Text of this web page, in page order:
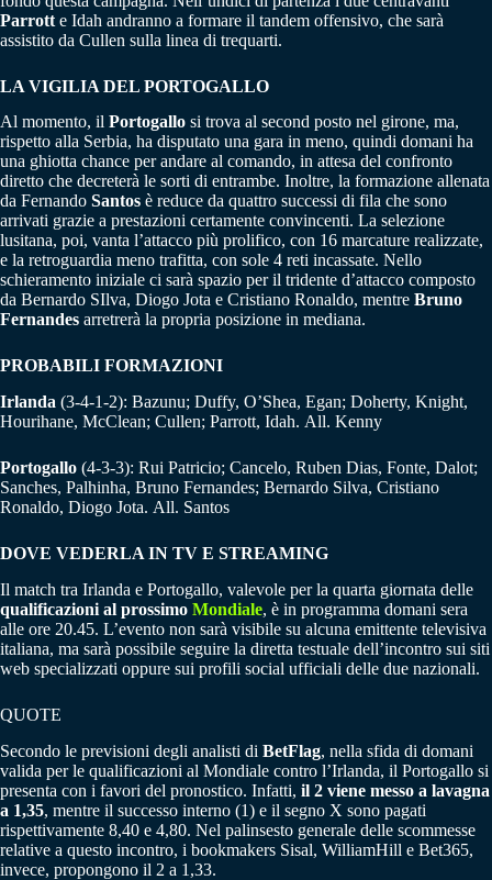
Parrott e Idah andranno a formare il tandem offensivo, che sarà
assistito da Cullen sulla linea di trequarti.
LA VIGILIA DEL PORTOGALLO
Al momento, il Portogallo si trova al second posto nel girone, ma,
rispetto alla Serbia, ha disputato una gara in meno, quindi domani ha
una ghiotta chance per andare al comando, in attesa del confronto
diretto che decreterà le sorti di entrambe. Inoltre, la formazione allenata
da Fernando Santos è reduce da quattro successi di fila che sono
arrivati grazie a prestazioni certamente convincenti. La selezione
lusitana, poi, vanta l’attacco più prolifico, con 16 marcature realizzate,
e la retroguardia meno trafitta, con sole 4 reti incassate. Nello
schieramento iniziale ci sarà spazio per il tridente d’attacco composto
da Bernardo SIlva, Diogo Jota e Cristiano Ronaldo, mentre Bruno
Fernandes arretrerà la propria posizione in mediana.
PROBABILI FORMAZIONI
Irlanda (3-4-1-2): Bazunu; Duffy, O’Shea, Egan; Doherty, Knight,
Hourihane, McClean; Cullen; Parrott, Idah. All. Kenny
Portogallo (4-3-3): Rui Patricio; Cancelo, Ruben Dias, Fonte, Dalot;
Sanches, Palhinha, Bruno Fernandes; Bernardo Silva, Cristiano
Ronaldo, Diogo Jota. All. Santos
DOVE VEDERLA IN TV E STREAMING
Il match tra Irlanda e Portogallo, valevole per la quarta giornata delle
qualificazioni al prossimo Mondiale, è in programma domani sera
alle ore 20.45. L’evento non sarà visibile su alcuna emittente televisiva
italiana, ma sarà possibile seguire la diretta testuale dell’incontro sui siti
web specializzati oppure sui profili social ufficiali delle due nazionali.
QUOTE
Secondo le previsioni degli analisti di BetFlag, nella sfida di domani
valida per le qualificazioni al Mondiale contro l’Irlanda, il Portogallo si
presenta con i favori del pronostico. Infatti, il 2 viene messo a lavagna
a 1,35, mentre il successo interno (1) e il segno X sono pagati
rispettivamente 8,40 e 4,80. Nel palinsesto generale delle scommesse
relative a questo incontro, i bookmakers Sisal, WilliamHill e Bet365,
invece, propongono il 2 a 1,33.